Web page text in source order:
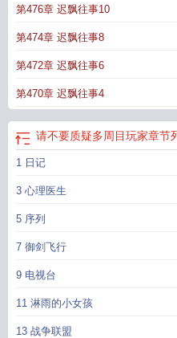
名请不用质疑多周目玩家 请别质疑
要质疑多周目玩家全
第476章 迟飘往事10
第474章 迟飘往事8
第472章 迟飘往事6
第470章 迟飘往事4
请不要质疑多周目玩家章节
1 日记
3 心理医生
5 序列
7 御剑飞行
9 电视台
11 淋雨的小女孩
13 战争联盟